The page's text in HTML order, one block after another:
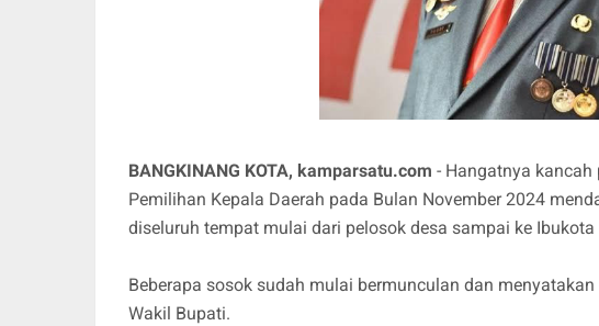
BANGKINANG KOTA, kamparsatu.com - Hangatnya
Pemilihan Kepala Daerah pada Bulan November 2024
diseluruh tempat mulai dari pelosok desa sampai ke Ibukota
Beberapa sosok sudah mulai bermunculan dan
Wakil Bupati.